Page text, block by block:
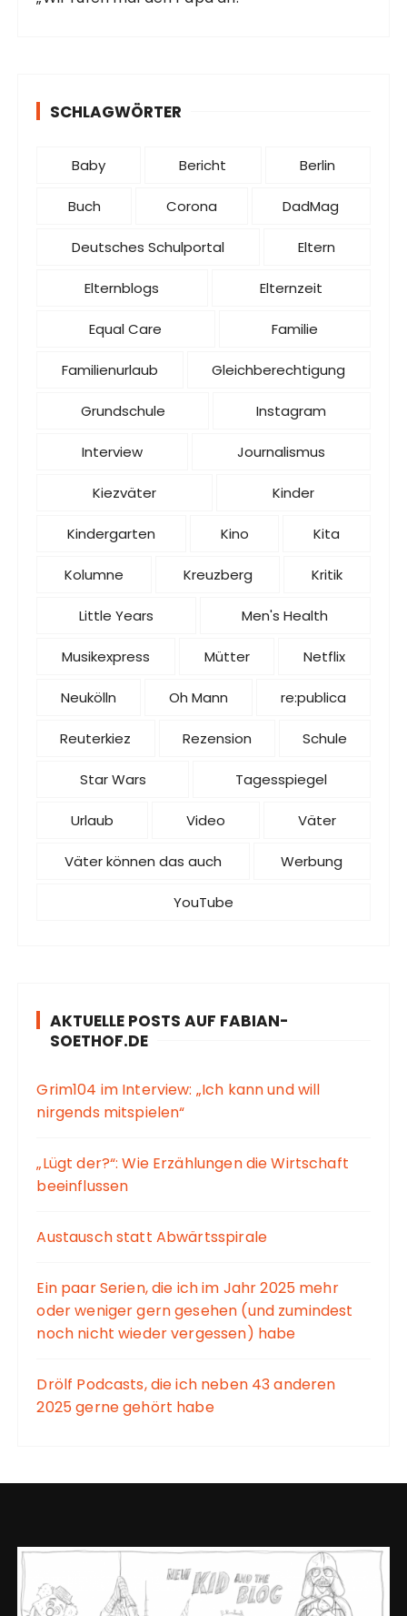
SCHLAGWÖRTER
Baby Bericht Berlin
Buch Corona DadMag
Deutsches Schulportal Eltern
Elternblogs Elternzeit
Equal Care Familie
Familienurlaub Gleichberechtigung
Grundschule Instagram
Interview Journalismus
Kiezväter Kinder
Kindergarten Kino Kita
Kolumne Kreuzberg Kritik
Little Years Men's Health
Musikexpress Mütter Netflix
Neukölln Oh Mann re:publica
Reuterkiez Rezension Schule
Star Wars Tagesspiegel
Urlaub Video Väter
Väter können das auch Werbung
YouTube
AKTUELLE POSTS AUF FABIAN-
SOETHOF.DE
Grim104 im Interview: „Ich kann und will
nirgends mitspielen“
„Lügt der?“: Wie Erzählungen die Wirtschaft
beeinflussen
Austausch statt Abwärtsspirale
Ein paar Serien, die ich im Jahr 2025 mehr
oder weniger gern gesehen (und zumindest
noch nicht wieder vergessen) habe
Drölf Podcasts, die ich neben 43 anderen
2025 gerne gehört habe